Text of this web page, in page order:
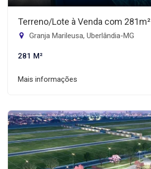
Terreno/Lote à Venda com 281m²
Granja Marileusa, Uberlândia-MG
281 M²
Mais informações